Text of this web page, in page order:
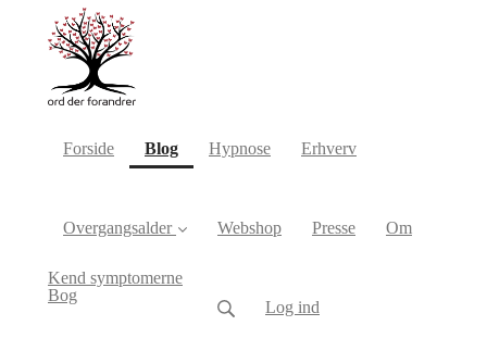
Forside Blog(current)
Hypnose Erhverv
Overgangsalder
Kend symptomerne
Bog
Webshop Presse Om
Log ind